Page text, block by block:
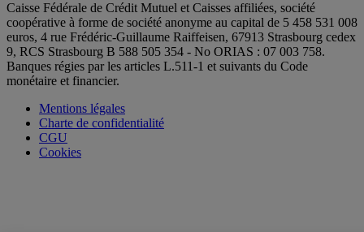
Caisse Fédérale de Crédit Mutuel et Caisses affiliées, société
coopérative à forme de société anonyme au capital de 5 458 531 008
euros, 4 rue Frédéric-Guillaume Raiffeisen, 67913 Strasbourg cedex
9, RCS Strasbourg B 588 505 354 - No ORIAS : 07 003 758.
Banques régies par les articles L.511-1 et suivants du Code
monétaire et financier.
Mentions légales
Charte de confidentialité
CGU
Cookies